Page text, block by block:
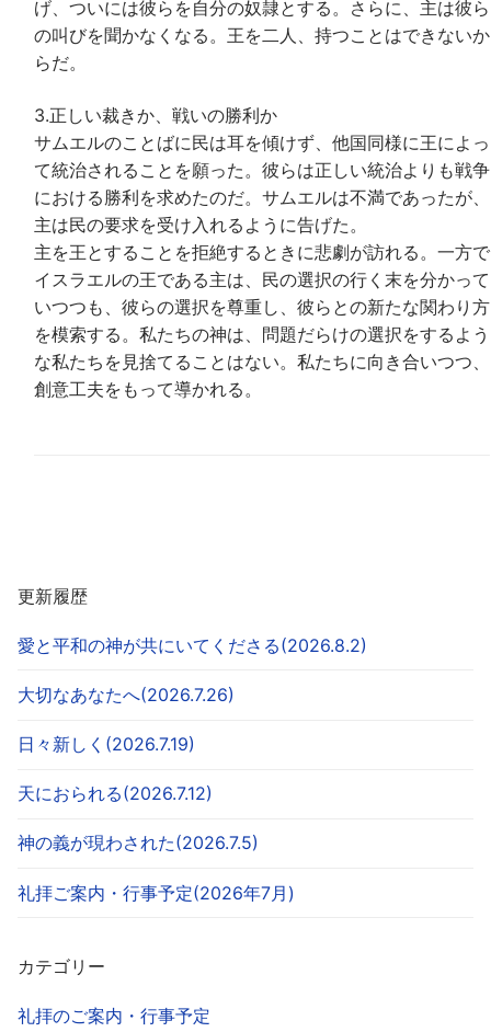
げ、ついには彼らを自分の奴隷とする。さらに、主は彼ら
の叫びを聞かなくなる。王を二人、持つことはできないか
らだ。
3.正しい裁きか、戦いの勝利か
サムエルのことばに民は耳を傾けず、他国同様に王によっ
て統治されることを願った。彼らは正しい統治よりも戦争
における勝利を求めたのだ。サムエルは不満であったが、
主は民の要求を受け入れるように告げた。
主を王とすることを拒絶するときに悲劇が訪れる。一方で
イスラエルの王である主は、民の選択の行く末を分かって
いつつも、彼らの選択を尊重し、彼らとの新たな関わり方
を模索する。私たちの神は、問題だらけの選択をするよう
な私たちを見捨てることはない。私たちに向き合いつつ、
創意工夫をもって導かれる。
更新履歴
愛と平和の神が共にいてくださる(2026.8.2)
大切なあなたへ(2026.7.26)
日々新しく(2026.7.19)
天におられる(2026.7.12)
神の義が現わされた(2026.7.5)
礼拝ご案内・行事予定(2026年7月)
カテゴリー
礼拝のご案内・行事予定